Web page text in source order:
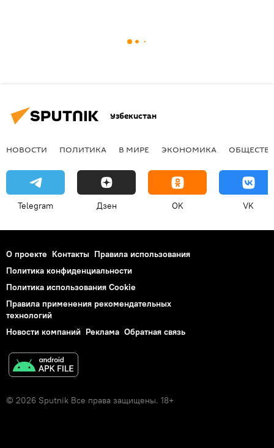
Узбекистан
НОВОСТИ ПОЛИТИКА В МИРЕ ЭКОНОМИКА
Telegram Дзен OK VK
О проекте Контакты Правила использования
Политика конфиденциальности
Политика использования Cookie
Правила применения рекомендательных
технологий
Новости компаний Реклама Обратная связь
© 2026 Sputnik Все права защищены. 18+